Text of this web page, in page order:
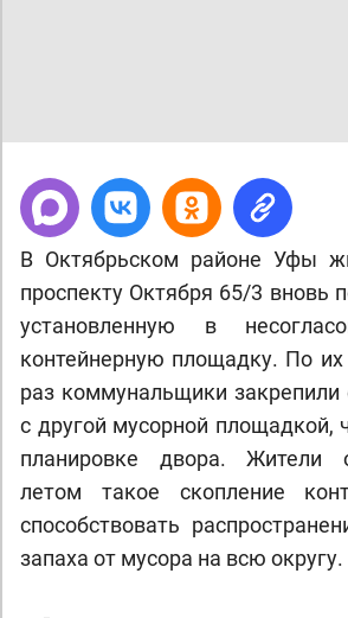
В Октябрьском районе Уфы
проспекту Октября 65/3 вновь
установленную в
контейнерную площадку. По их
раз коммунальщики закрепили
с другой мусорной площадкой,
планировке двора. Жители
летом такое скопление
способствовать
запаха от мусора на всю округу.